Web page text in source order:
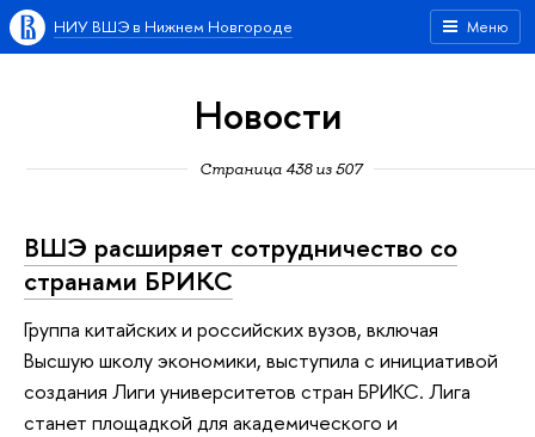
Меню
НИУ ВШЭ в Нижнем Новгороде
Новости
Страница 438 из 507
ВШЭ расширяет сотрудничество со
странами БРИКС
Группа китайских и российских вузов, включая
Высшую школу экономики, выступила с инициативой
создания Лиги университетов стран БРИКС. Лига
станет площадкой для академического и